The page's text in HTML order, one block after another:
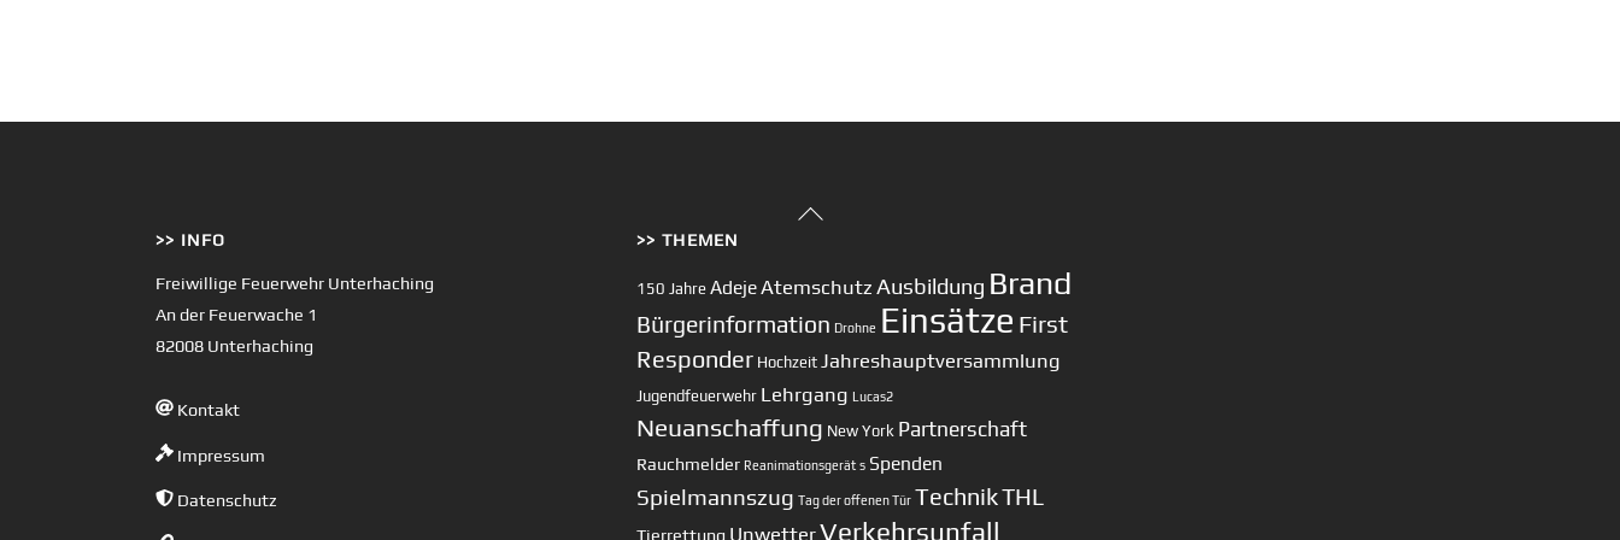
Back
>> INFO
Freiwillige Feuerwehr Unterhaching
An der Feuerwache 1
82008 Unterhaching
Kontakt
Impressum
Datenschutz
>> THEMEN
150 Jahre AdejeAtemschutz Ausbildung Brand
Bürgerinformation Drohne Einsätze First
Responder Hochzeit Jahreshauptversammlung
Jugendfeuerwehr Lehrgang Lucas2
Neuanschaffung New York Partnerschaft
Rauchmelder Reanimationsgerät s Spenden
Spielmannszug Tag der offenen Tür TechnikTHL
Tierrettung UnwetterVerkehrsunfall